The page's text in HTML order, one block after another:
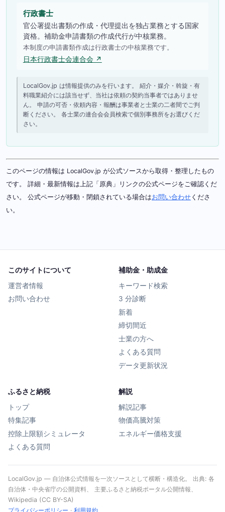
行政書士
官公署提出書類の作成・代理提出を独占業務とする国家
資格。補助金申請書類の作成代行が中核業務。
本制度の申請書類作成は行政書士の中核業務です。
日本行政書士会連合会 ↗
LocalGov.jp は情報提供のみを行います。 紹介・媒介・斡旋・有
料職業紹介には該当せず、当社は依頼の契約当事者ではありませ
ん。 申請の可否・依頼内容・報酬は事業者と士業の二者間でご判
断ください。 各士業の連合会会員検索で個別事務所をお選びくだ
さい。
このページの情報は LocalGov.jp が公式ソースから取得・整理したもの
です。 詳細・最新情報は上記「原典」リンクの公式ページをご確認くだ
さい。 公式ページが移動・閉鎖されている場合はお問い合わせ くださ
い。
このサイトについて
運営者情報
お問い合わせ
補助金・助成金
キーワード検索
3 分診断
新着
締切間近
士業の方へ
よくある質問
データ更新状況
ふるさと納税
トップ
特集記事
控除上限額シミュレータ
よくある質問
解説
解説記事
物価高騰対策
エネルギー価格支援
LocalGov.jp — 自治体公式情報を一次ソースとして横断・構造化。 出典: 各
自治体・中央省庁の公開資料、 主要ふるさと納税ポータル公開情報、
Wikipedia (CC BY-SA)
プライバシーポリシー · 利用規約